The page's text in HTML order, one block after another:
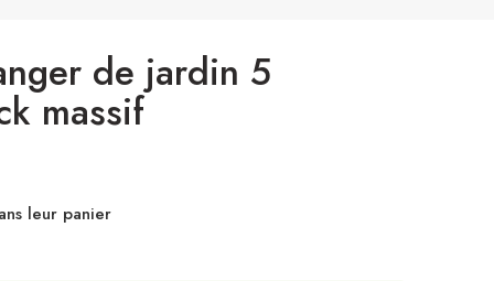
de jardin 5
massif
leur panier